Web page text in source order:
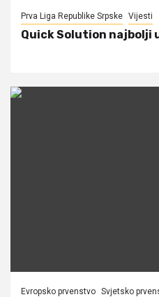
Prva Liga Republike Srpske Vijesti
Quick Solution najbolji
Evropsko prvenstvo Svjetsko